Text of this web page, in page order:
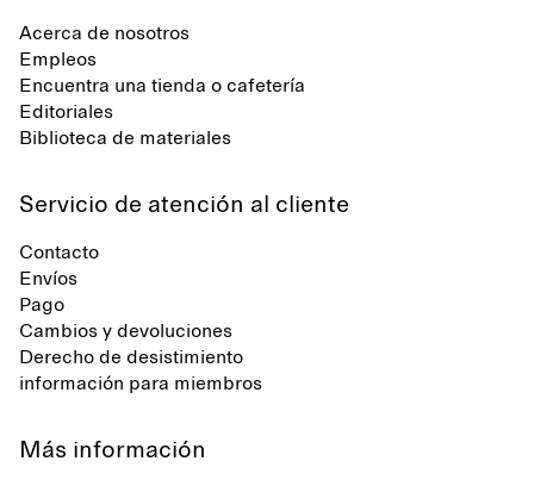
Acerca de nosotros
Empleos
Encuentra una tienda o cafetería
Editoriales
Biblioteca de materiales
Servicio de atención al cliente
Contacto
Envíos
Pago
Cambios y devoluciones
Derecho de desistimiento
información para miembros
Más información